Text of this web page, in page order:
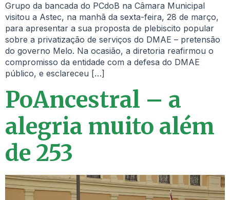
Grupo da bancada do PCdoB na Câmara Municipal
visitou a Astec, na manhã da sexta-feira, 28 de março,
para apresentar a sua proposta de plebiscito popular
sobre a privatização de serviços do DMAE – pretensão
do governo Melo. Na ocasião, a diretoria reafirmou o
compromisso da entidade com a defesa do DMAE
público, e esclareceu […]
PoAncestral – a
alegria muito além
de 253